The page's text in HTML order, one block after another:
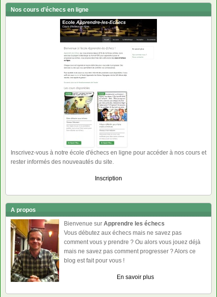
Nos cours d’échecs en ligne
Inscrivez-vous à notre école d'échecs en ligne pour accéder à nos cours et
rester informés des nouveautés du site.
Inscription
A propos
Bienvenue sur Apprendre les échecs
Vous débutez aux échecs mais ne savez pas
comment vous y prendre ? Ou alors vous jouez déjà
mais ne savez pas comment progresser ? Alors ce
blog est fait pour vous !
En savoir plus